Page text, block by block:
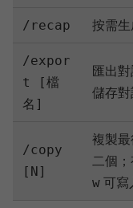
/recap 按需
/expor
t [檔
名]
匯出
儲存
/copy
[N]
複製最
二個
w 可寫